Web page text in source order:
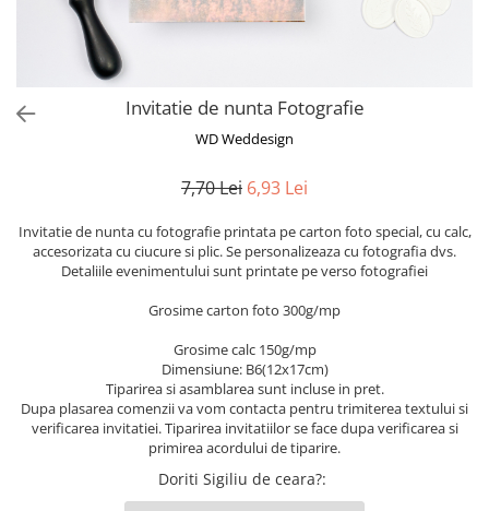
Marturii cu citate
Alte produse nunta
Invitatie de nunta Fotografie
WD Weddesign
7,70 Lei 6,93 Lei
Invitatie de nunta cu fotografie printata pe carton foto special, cu calc,
accesorizata cu ciucure si plic. Se personalizeaza cu fotografia dvs.
Detaliile evenimentului sunt printate pe verso fotografiei
Grosime carton foto 300g/mp
Grosime calc 150g/mp
Dimensiune: B6(12x17cm)
Tiparirea si asamblarea sunt incluse in pret.
Dupa plasarea comenzii va vom contacta pentru trimiterea textului si
verificarea invitatiei. Tiparirea invitatiilor se face dupa verificarea si
primirea acordului de tiparire.
Doriti Sigiliu de ceara?: